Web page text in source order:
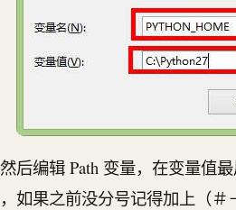
然后编辑 Path 变量，在变量值
，如果之前没分号记得加上（＃